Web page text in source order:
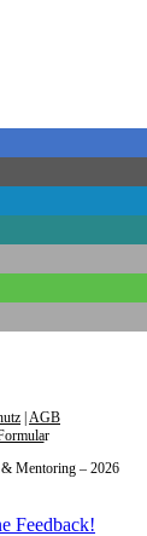
AGB
r
Mentoring – 2026
Feedback!